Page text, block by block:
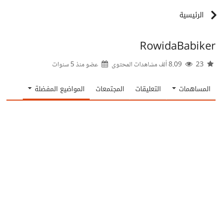
الرئيسية
RowidaBabiker
عضو منذ5 سنوات
المساهمات التعليقات المجتمعات المواضيع المفضلة